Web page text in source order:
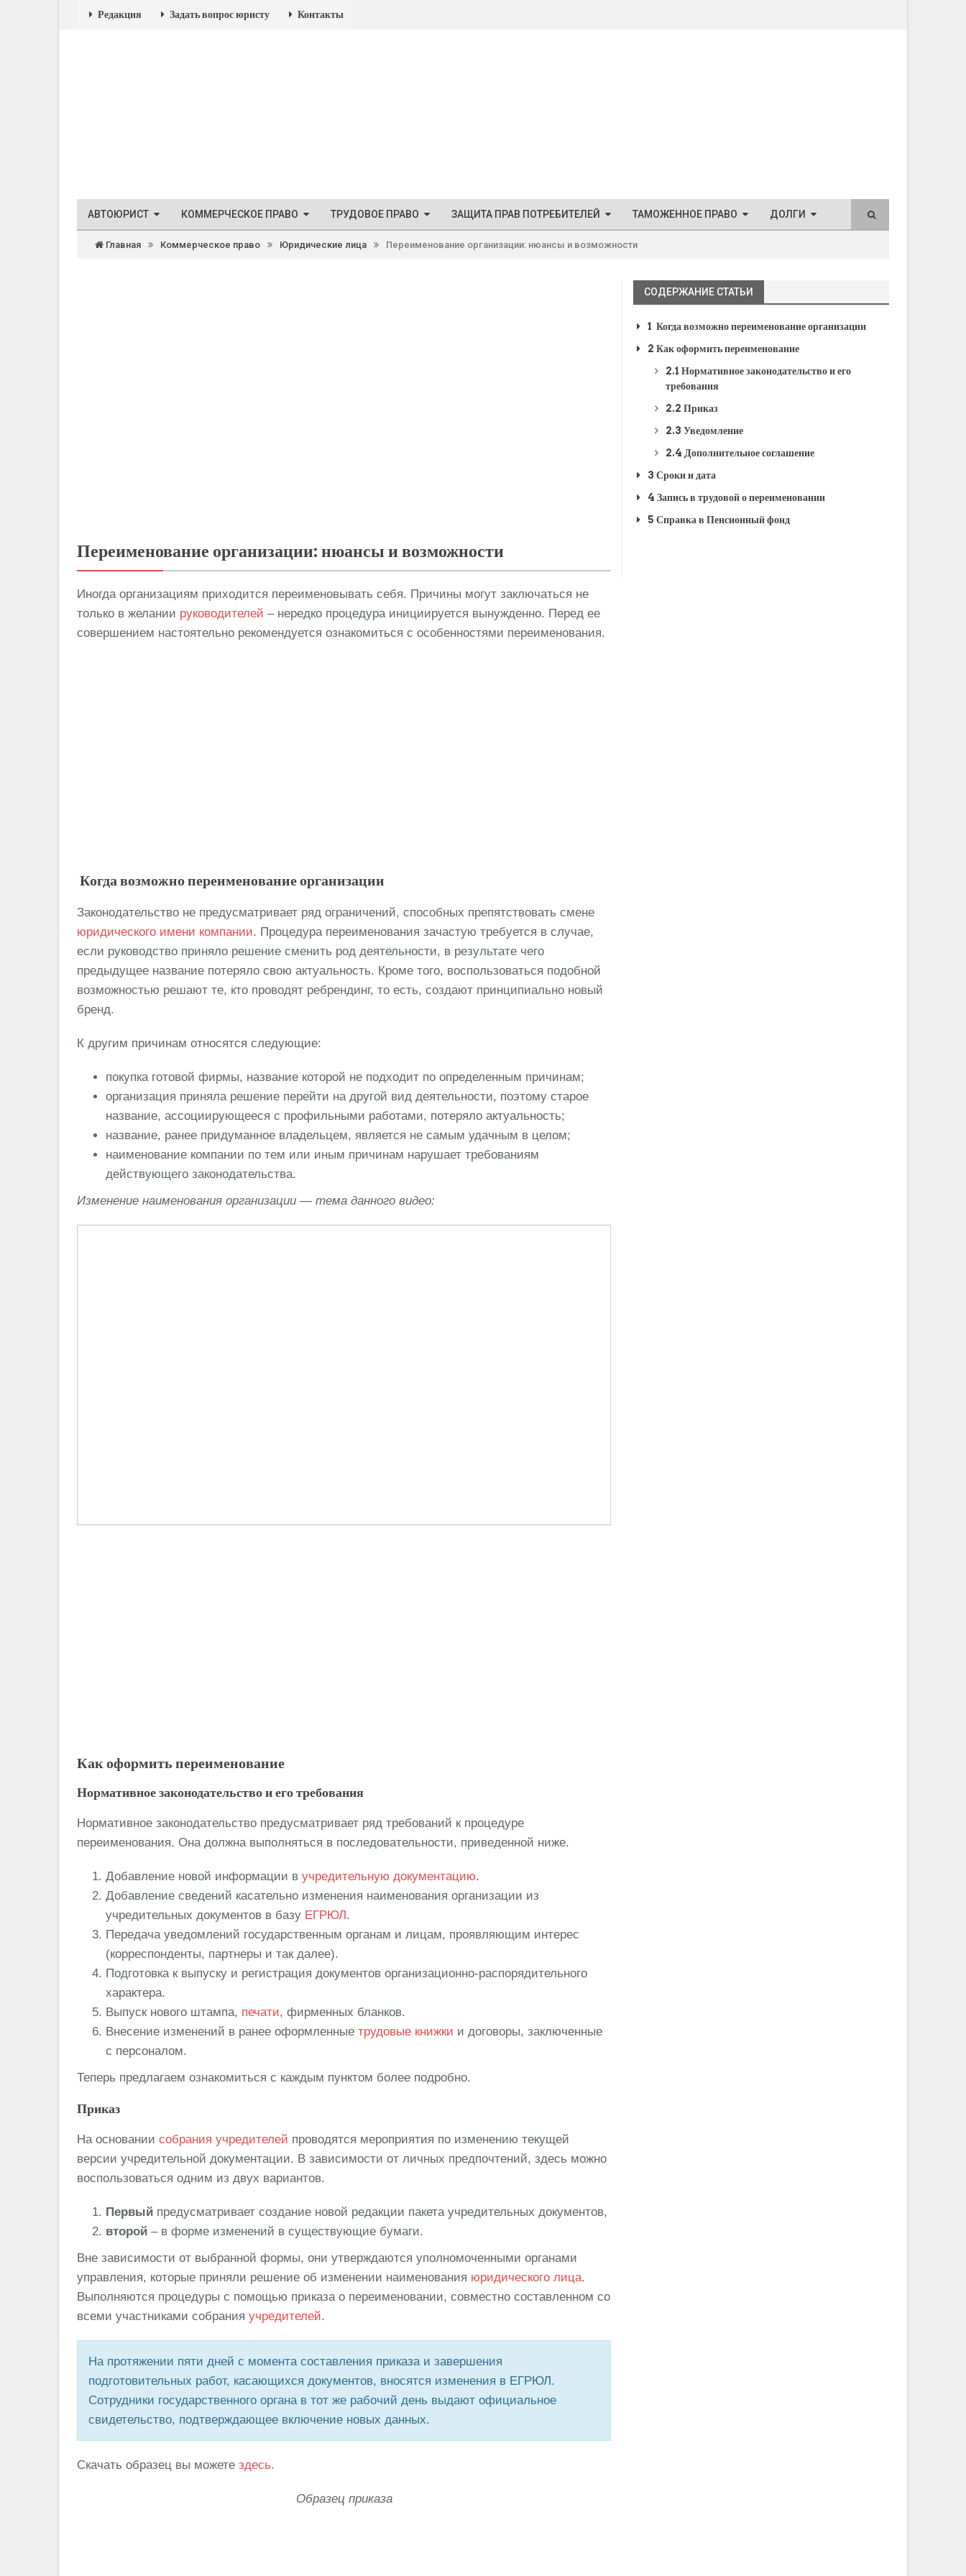
Редакция Задать вопрос юристу Контакты
АВТОЮРИСТ КОММЕРЧЕСКОЕ ПРАВО ТРУДОВОЕ ПРАВО ЗАЩИТА ПРАВ ПОТРЕБИТЕЛЕЙ ТАМОЖЕННОЕ ПРАВО ДОЛГИ
Главная Коммерческое право Юридические лица Переименование организации: нюансы и возможности
Переименование организации: нюансы и возможности
Иногда организациям приходится переименовывать себя. Причины могут заключаться не
только в желании руководителей – нередко процедура инициируется вынужденно. Перед ее
совершением настоятельно рекомендуется ознакомиться с особенностями переименования.
Когда возможно переименование организации
Законодательство не предусматривает ряд ограничений, способных препятствовать смене
юридического имени компании. Процедура переименования зачастую требуется в случае,
если руководство приняло решение сменить род деятельности, в результате чего
предыдущее название потеряло свою актуальность. Кроме того, воспользоваться подобной
возможностью решают те, кто проводят ребрендинг, то есть, создают принципиально новый
бренд.
К другим причинам относятся следующие:
покупка готовой фирмы, название которой не подходит по определенным причинам;
организация приняла решение перейти на другой вид деятельности, поэтому старое
название, ассоциирующееся с профильными работами, потеряло актуальность;
название, ранее придуманное владельцем, является не самым удачным в целом;
наименование компании по тем или иным причинам нарушает требованиям
действующего законодательства.
Изменение наименования организации — тема данного видео:
Как оформить переименование
Нормативное законодательство и его требования
Нормативное законодательство предусматривает ряд требований к процедуре
переименования. Она должна выполняться в последовательности, приведенной ниже.
Добавление новой информации в учредительную документацию.
Добавление сведений касательно изменения наименования организации из
учредительных документов в базу ЕГРЮЛ.
Передача уведомлений государственным органам и лицам, проявляющим интерес
(корреспонденты, партнеры и так далее).
Подготовка к выпуску и регистрация документов организационно-распорядительного
характера.
Выпуск нового штампа, печати, фирменных бланков.
Внесение изменений в ранее оформленные трудовые книжки и договоры, заключенные
с персоналом.
Теперь предлагаем ознакомиться с каждым пунктом более подробно.
Приказ
На основании собрания учредителей проводятся мероприятия по изменению текущей
версии учредительной документации. В зависимости от личных предпочтений, здесь можно
воспользоваться одним из двух вариантов.
Первый предусматривает создание новой редакции пакета учредительных документов,
второй – в форме изменений в существующие бумаги.
Вне зависимости от выбранной формы, они утверждаются уполномоченными органами
управления, которые приняли решение об изменении наименования юридического лица.
Выполняются процедуры с помощью приказа о переименовании, совместно составленном со
всеми участниками собрания учредителей.
На протяжении пяти дней с момента составления приказа и завершения
подготовительных работ, касающихся документов, вносятся изменения в ЕГРЮЛ.
Сотрудники государственного органа в тот же рабочий день выдают официальное
свидетельство, подтверждающее включение новых данных.
Скачать образец вы можете здесь.
Образец приказа
СОДЕРЖАНИЕ СТАТЬИ
1 Когда возможно переименование организации
2 Как оформить переименование
2.1 Нормативное законодательство и его
требования
2.2 Приказ
2.3 Уведомление
2.4 Дополнительное соглашение
3 Сроки и дата
4 Запись в трудовой о переименовании
5 Справка в Пенсионный фонд